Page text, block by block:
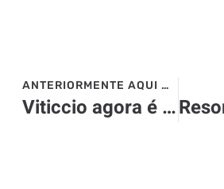
ANTERIORMENTE AQUI NO SITE>>>
Viticcio agora é Foppa & Ambrosi